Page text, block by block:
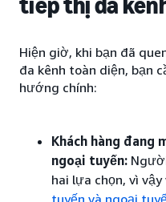
Hiện giờ, khi bạn đã
đa kênh toàn diện, bạn
hướng chính:
Khách hàng đang
ngoại tuyến:
hai lựa chọn, vì
tuyến và ngoại